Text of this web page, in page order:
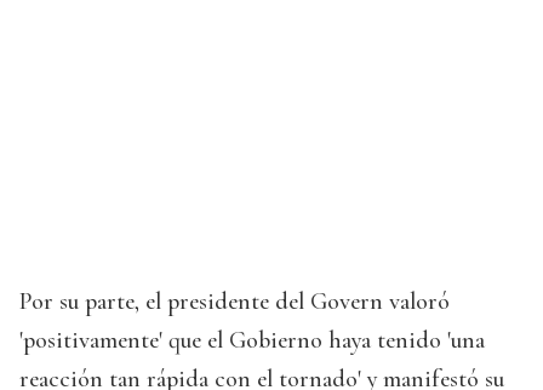
Por su parte, el presidente del Govern valoró
'positivamente' que el Gobierno haya tenido 'una
reacción tan rápida con el tornado' y manifestó su